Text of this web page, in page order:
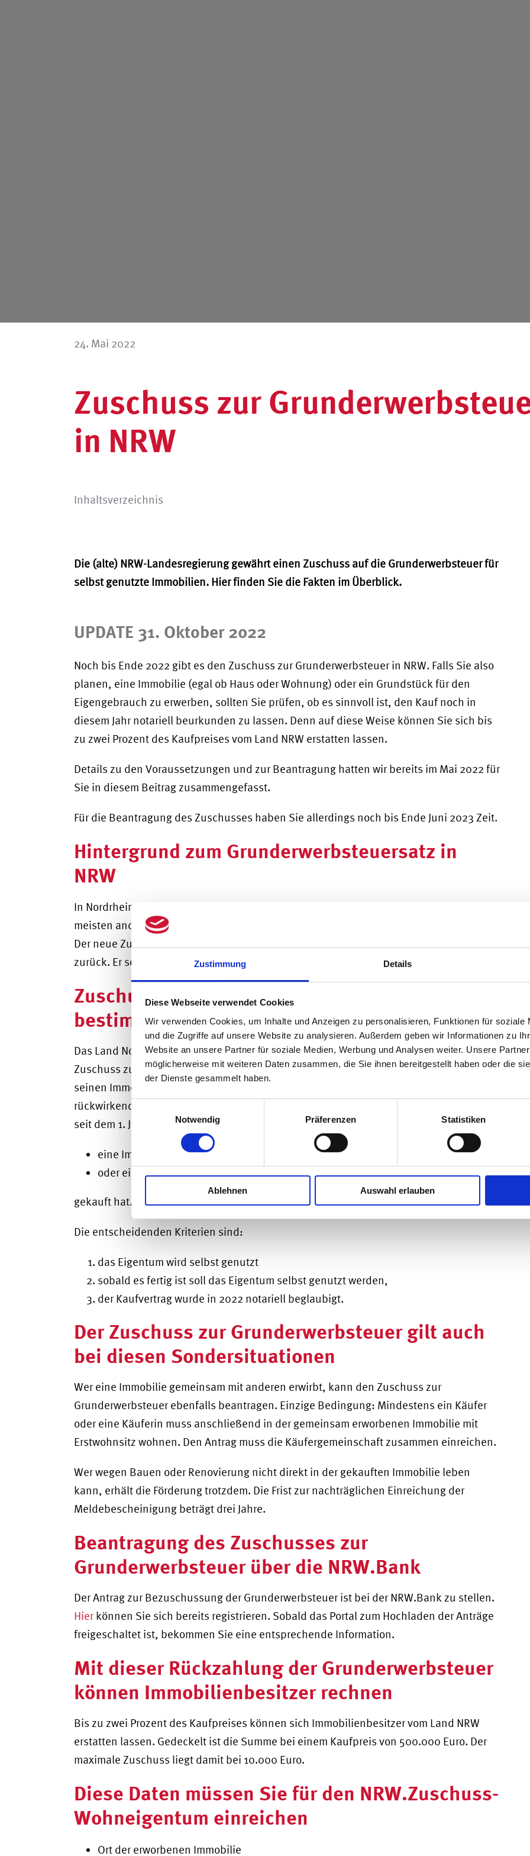
Zustimmung Details
Diese Webseite verwendet Cookies
Wir verwenden Cookies, um Inhalte und Anzeigen zu personalisieren, Funktionen für soziale
und die Zugriffe auf unsere Website zu analysieren. Außerdem geben wir Informationen zu
Website an unsere Partner für soziale Medien, Werbung und Analysen weiter. Unsere
möglicherweise mit weiteren Daten zusammen, die Sie ihnen bereitgestellt haben oder die
der Dienste gesammelt haben.
Einwilligungsauswahl
Notwendig
Präferenzen Statistiken
Ablehnen Auswahl erlauben
24. Mai 2022
Zuschuss zur
in NRW
Inhaltsverzeichnis
Die (alte) NRW-Landesregierung gewährt einen Zuschuss auf die Grunderwerbsteuer für
selbst genutzte Immobilien. Hier finden Sie die Fakten im Überblick.
UPDATE 31. Oktober 2022
Noch bis Ende 2022 gibt es den Zuschuss zur Grunderwerbsteuer in NRW. Falls Sie also
planen, eine Immobilie (egal ob Haus oder Wohnung) oder ein Grundstück für den
Eigengebrauch zu erwerben, sollten Sie prüfen, ob es sinnvoll ist, den Kauf noch in
diesem Jahr notariell beurkunden zu lassen. Denn auf diese Weise können Sie sich bis
zu zwei Prozent des Kaufpreises vom Land NRW erstatten lassen.
Details zu den Voraussetzungen und zur Beantragung hatten wir bereits im Mai 2022 für
Sie in diesem Beitrag zusammengefasst.
Für die Beantragung des Zuschusses haben Sie allerdings noch bis Ende Juni 2023 Zeit.
Hintergrund zum Grunderwerbsteuersatz in
NRW
In Nordrhein-Westfalen ist der Grunderwerbsteuersatz mit 6,5 Prozent höher als in den
meisten anderen Bundesländer. In Bayern liegt er beispielsweise bei nur 3,5 Prozent.
Der neue Zuschuss geht auf ein Wahlversprechen der vorletzten Landtagswahlen
zurück. Er soll die Grunderwerbsteuer punktuell abfedern.
Zuschuss zur Grunderwerbsteuer unter
bestimmten Voraussetzungen
Das Land Nordrhein-Westfalen gewährt Immobilienkäufer:innen im Jahr 2022 einen
Zuschuss zur Grunderwerbsteuer nur, wenn die Immobilie selbst genutzt wird. Wer
seinen Immobilienkauf bereits getätigt hat, kann den Zuschuss-Antrag auch
rückwirkend stellen. In den Genuss des Zuschuss kommt jeder und jede, der oder die
seit dem 1. Januar 2022
eine Immobilie (egal ob Haus oder Wohnung)
oder ein Grundstück
gekauft hat.
Die entscheidenden Kriterien sind:
das Eigentum wird selbst genutzt
sobald es fertig ist soll das Eigentum selbst genutzt werden,
der Kaufvertrag wurde in 2022 notariell beglaubigt.
Der Zuschuss zur Grunderwerbsteuer gilt auch
bei diesen Sondersituationen
Wer eine Immobilie gemeinsam mit anderen erwirbt, kann den Zuschuss zur
Grunderwerbsteuer ebenfalls beantragen. Einzige Bedingung: Mindestens ein Käufer
oder eine Käuferin muss anschließend in der gemeinsam erworbenen Immobilie mit
Erstwohnsitz wohnen. Den Antrag muss die Käufergemeinschaft zusammen einreichen.
Wer wegen Bauen oder Renovierung nicht direkt in der gekauften Immobilie leben
kann, erhält die Förderung trotzdem. Die Frist zur nachträglichen Einreichung der
Meldebescheinigung beträgt drei Jahre.
Beantragung des Zuschusses zur
Grunderwerbsteuer über die NRW.Bank
Der Antrag zur Bezuschussung der Grunderwerbsteuer ist bei der NRW.Bank zu stellen.
Hierkönnen Sie sich bereits registrieren. Sobald das Portal zum Hochladen der Anträge
freigeschaltet ist, bekommen Sie eine entsprechende Information.
Mit dieser Rückzahlung der Grunderwerbsteuer
können Immobilienbesitzer rechnen
Bis zu zwei Prozent des Kaufpreises können sich Immobilienbesitzer vom Land NRW
erstatten lassen. Gedeckelt ist die Summe bei einem Kaufpreis von 500.000 Euro. Der
maximale Zuschuss liegt damit bei 10.000 Euro.
Diese Daten müssen Sie für den NRW.Zuschuss-
Wohneigentum einreichen
Ort der erworbenen Immobilie